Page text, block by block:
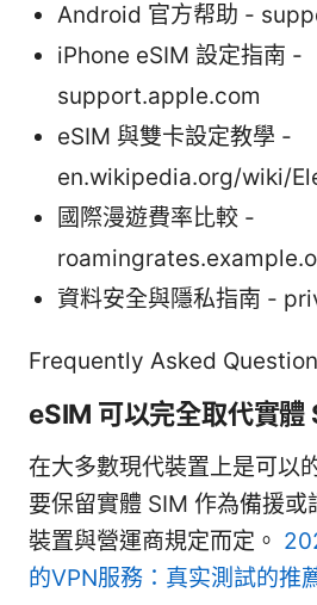
Android 官方帮助 -
iPhone eSIM 設定指南 -
support.apple.com
eSIM 與雙卡設定教學 -
en.wikipedia.org/wiki/
國際漫遊費率比較 -
資料安全與隱私指南 -
Frequently Asked
eSIM 可以完全取代實體
在大多數現代裝置上是可以
要保留實體 SIM 作為備援或
裝置與營運商規定而定。
的VPN服務：真实測試的推